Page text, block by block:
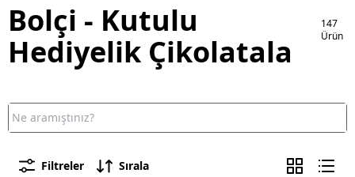
Bolçi - Kutulu
Hediyelik Çikolatala
147
Ürün
Filtreler Sırala